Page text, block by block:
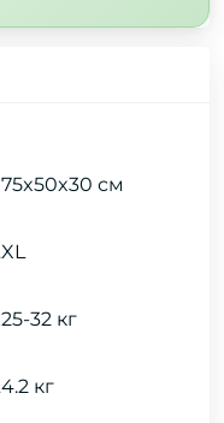
75x50x30 см
XL
25-32 кг
4.2 кг